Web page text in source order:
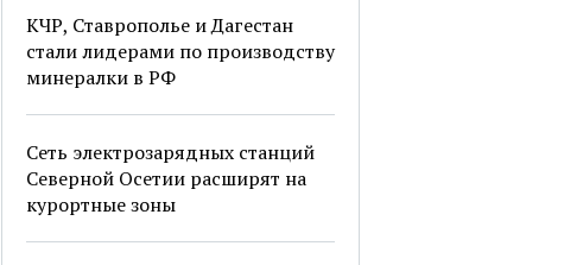
КЧР, Ставрополье и Дагестан
стали лидерами по производству
минералки в РФ
Сеть электрозарядных станций
Северной Осетии расширят на
курортные зоны